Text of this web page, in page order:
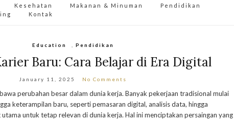
Kesehatan Makanan & Minuman
Pendidikan
Kontak
Education Pendidikan
Baru: Cara Belajar di Era Digital
January 11, 2025 No Comments
perubahan besar dalam dunia kerja. Banyak pekerjaan tradisional mulai
keterampilan baru, seperti pemasaran digital, analisis data, hingga
untuk tetap relevan di dunia kerja. Hal ini menciptakan persaingan yang